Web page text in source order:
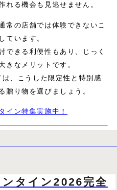
れる機会も見逃せません。
常の店舗では体験できないこ
ています。
できる利便性もあり、じっく
きなメリットです。
、こうした限定性と特別感
贈り物を選びましょう。
イン特集実施中！
ンタイン2026完全